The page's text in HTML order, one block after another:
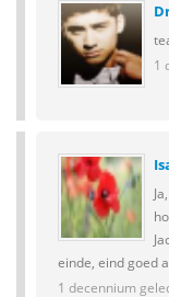
1
einde, eind goed
1 decennium